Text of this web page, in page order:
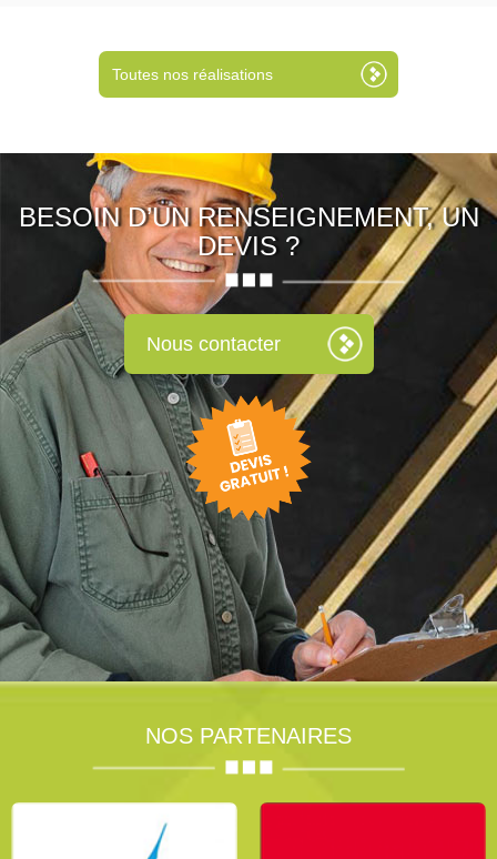
Toutes nos réalisations
BESOIN D’UN RENSEIGNEMENT, UN
DEVIS ?
Nous contacter
NOS PARTENAIRES